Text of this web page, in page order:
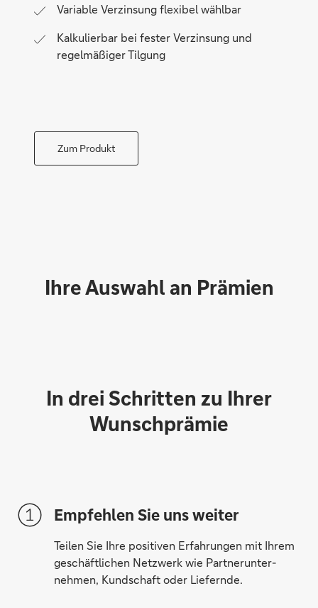
Variable Verzinsung flexibel wählbar
Kalkulierbar bei fester Verzinsung und
regelmäßiger Tilgung
Zum Produkt
Ihre Auswahl an Prämien
30 € direkt auf Ihr Konto
In drei Schritten zu Ihrer
Wunschprämie
Empfehlen Sie uns weiter
Teilen Sie Ihre positiven Erfahrungen mit Ihrem
geschäftlichen Netzwerk wie Partner­unter­
nehmen, Kund­schaft oder Lie­fern­de.